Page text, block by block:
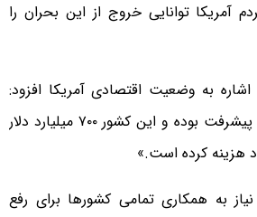
آمریکا توانایی خروج از این بحران را
به وضعیت اقتصادی آمریکا افزود:
«وضعیت بورس در حال پیشرفت بوده و این کشور ۷۰۰ میلیارد دلار
هزینه کرده است.»
به همکاری تمامی کشورها برای رفع